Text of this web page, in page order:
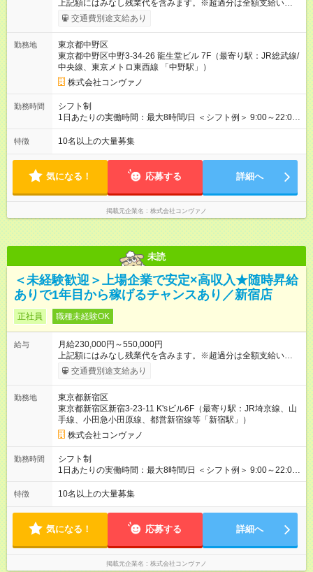
上記額にはみなし残業代を含みます。※超過分は全額支給いたし
ます。 みなし残業代 8,940円／月 みなし残業時間 5.5時間／月
上記には、月5.5時間分のみなし残業代(8，940円)を含む。超過
円～ （期間中は契約社員） ※社内基準を満たした場合は、その
後正規登用可 【年収例】 ◆エリアマネージャー 月給25万円＋役
職手当3万円＋インセン14万5，781円＝42万5，781円 ◆店長
月給 25万円＋役職手当1万円＋インセン8万2，547円＝34万2，
547円 ◆社員(役職なし) 月給23万円＋インセン1万4701円＝24
万4，701円 ＜別途支給手当＞ ・インセンティブ：月10万円以
上も可能！ ・賞与：年2回(6月/12月)※業績による ・交通費：月
たり) ・回数：随時 ・反映時期：次月の給与から ・評価手法：
社内評価に基づく ※あなたの頑張りをしっかり評価します！で
きることが増えるほどお給料に反映される環境です。 【試用期
間】試用期間あり 試用期間の長さ：6ヶ月 ※ 雇用形態と給与
に、本採用時と異なる部分があります。 雇用形態：中途採用
（契約社員） 給与：月給 220,000円以上 上記額にはみなし残業
代 8,552円／月 みなし残業時間 5.5時間／月
交通費別途支給あり
勤務地
東京都中野区
東京都中野区中野3-34-26 龍生堂ビル 7F（最寄り駅：JR総武線/
中央線、東京メトロ東西線 「中野駅」）
株式会社コンヴァノ
勤務時間
シフト制
1日あたりの実働時間：最大8時間/日 ＜シフト例＞ 9:00～22:00
でのシフト制（実働8時間／休憩60分） ※残業時間は月平均で
10時間程度 ※営業時間は【平日】11：00～22：00、【土日祝】
ます。
特徴 10名以上の大量募集
気になる！ 応募する 詳細へ
掲載元企業名 株式会社コンヴァノ
未読
＜未経験歓迎＞上場企業で安定×高収入★随時昇給
ありで1年目から稼げるチャンスあり／新宿店
正社員 職種未経験OK
給与
月給230,000円～550,000円
上記額にはみなし残業代を含みます。※超過分は全額支給いたし
ます。 みなし残業代 8,940円／月 みなし残業時間 5.5時間／月
上記には、月5.5時間分のみなし残業代(8，940円)を含む。超過
円～ （期間中は契約社員） ※社内基準を満たした場合は、その
後正規登用可 【年収例】 ◆エリアマネージャー 月給25万円＋役
職手当3万円＋インセン14万5，781円＝42万5，781円 ◆店長
月給 25万円＋役職手当1万円＋インセン8万2，547円＝34万2，
547円 ◆社員(役職なし) 月給23万円＋インセン1万4701円＝24
万4，701円 ＜別途支給手当＞ ・インセンティブ：月10万円以
上も可能！ ・賞与：年2回(6月/12月)※業績による ・交通費：月
たり) ・回数：随時 ・反映時期：次月の給与から ・評価手法：
社内評価に基づく ※あなたの頑張りをしっかり評価します！で
きることが増えるほどお給料に反映される環境です。 【試用期
間】試用期間あり 試用期間の長さ：6ヶ月 ※ 雇用形態と給与
に、本採用時と異なる部分があります。 雇用形態：中途採用
（契約社員） 給与：月給 220,000円以上 上記額にはみなし残業
代 8,552円／月 みなし残業時間 5.5時間／月
交通費別途支給あり
勤務地
東京都新宿区
東京都新宿区新宿3-23-11 K'sビル6F（最寄り駅：JR埼京線、山
手線、小田急小田原線、都営新宿線等「新宿駅」）
株式会社コンヴァノ
勤務時間
シフト制
1日あたりの実働時間：最大8時間/日 ＜シフト例＞ 9:00～22:00
でのシフト制（実働8時間／休憩60分） ※残業時間は月平均で
10時間程度 ※営業時間は【平日】11：00～22：00、【土日祝】
ます。
特徴 10名以上の大量募集
気になる！ 応募する 詳細へ
掲載元企業名 株式会社コンヴァノ